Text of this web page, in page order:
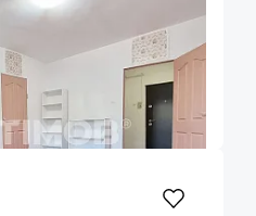
camere Zizinului
Parter
Etaj